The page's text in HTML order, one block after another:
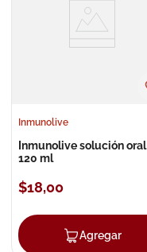
Inmunolive
Inmunolive solución oral
120 ml
$18,00
Agregar